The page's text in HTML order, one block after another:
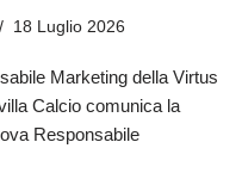
18 Luglio 2026
Marketing della Virtus
Calcio comunica la
Responsabile